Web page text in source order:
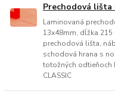
Prechodová lišta
Laminovaná
13x48mm, dĺžka
prechodová lišta,
schodová hrana s
totožných odtieňoch
CLASSIC